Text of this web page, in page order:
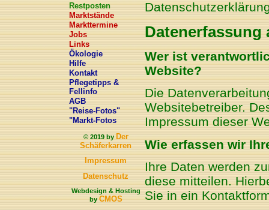
Restposten
Marktstände
Markttermine
Jobs
Links
Ökologie
Hilfe
Kontakt
Pflegetipps &
Fellinfo
AGB
"Reise-Fotos"
"Markt-Fotos
© 2019 byDer
Schäferkarren
Impressum
Datenschutz
Webdesign & Hosting
byCMOS
Datenerfassung
Wer ist
Website?
Die
Websitebetreiber.
Impressum dieser
Wie erfassen wir
Ihre Daten werden
diese mitteilen.
Sie in ein